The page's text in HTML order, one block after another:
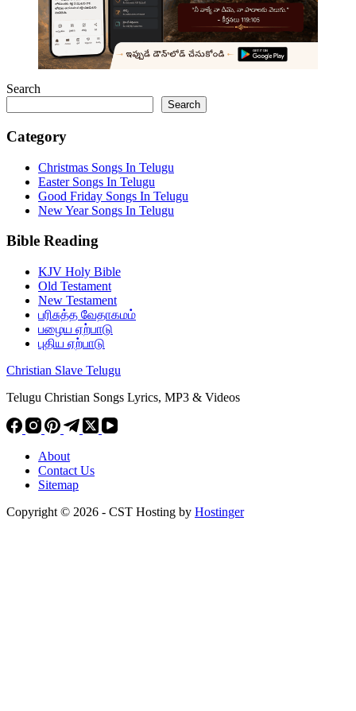
Search
Search
Category
Christmas Songs In Telugu
Easter Songs In Telugu
Good Friday Songs In Telugu
New Year Songs In Telugu
Bible Reading
KJV Holy Bible
Old Testament
New Testament
பரிசுத்த வேதாகமம்
பழைய ஏற்பாடு
புதிய ஏற்பாடு
Christian Slave Telugu
Telugu Christian Songs Lyrics, MP3 & Videos
About
Contact Us
Sitemap
Copyright © 2026 - CST Hosting by Hostinger